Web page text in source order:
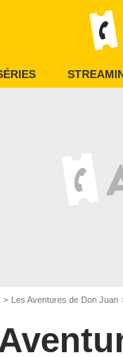
Les Aventures de Don Juan